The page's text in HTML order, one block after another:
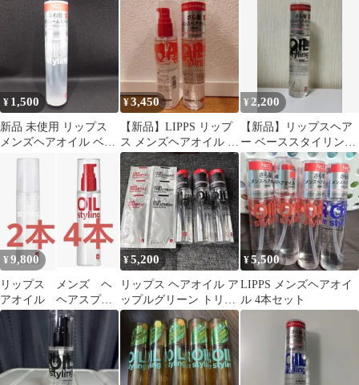
¥ 1,500
新品 未使用 リップス
メンズヘアオイル ベー
ススタイリングミスト
¥3,450
【新品】LIPPS リップ
ス メンズヘアオイル さ
ら髪 100ml 2本セット
¥ 2,200
【新品】リップスヘア
ー ベーススタイリング
オイル 黒 スタイリング
ヘアオイル
¥9,800
リップス メンズ ヘ
アオイル ヘアスプレ
ー ヘアミスト 6本セ
ット
¥5,200
リップス ヘアオイル ア
ップルグリーン トリー
トメント 100ml 3本
¥5,500
LIPPS メンズヘアオイ
ル 4本セット